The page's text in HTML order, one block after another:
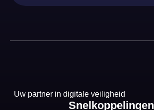
Uw partner in digitale veiligheid
Snelkoppelingen